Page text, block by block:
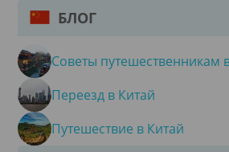
БЛОГ
Советы путешественникам
Переезд в Китай
Путешествие в Китай